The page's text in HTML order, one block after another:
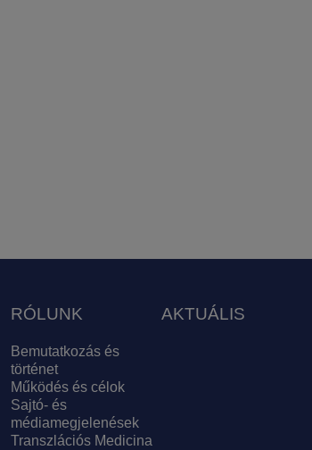
Lábléc
RÓLUNK
Bemutatkozás és
történet
Működés és célok
Sajtó- és
médiamegjelenések
Transzlációs Medicina
AKTUÁLIS